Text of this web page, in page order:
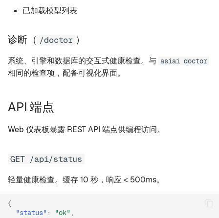
已加载模型列表
诊断（ /doctor ）
系统、引擎和数据库的交互式健康检查。与 asiai doctor
相同的检查项，配备可视化界面。
API 端点
Web 仪表板暴露 REST API 端点供编程访问。
GET /api/status
轻量健康检查。缓存 10 秒，响应 < 500ms。
{
"status" : "ok" ,